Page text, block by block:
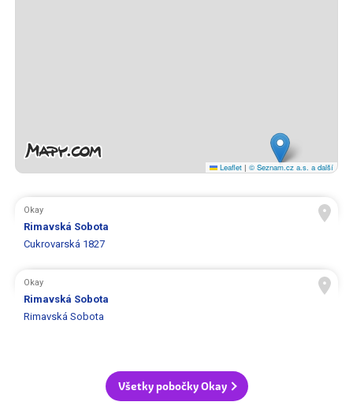
Leaflet | © Seznam.cz a.s. a další
Okay
Rimavská Sobota
Cukrovarská 1827
Okay
Rimavská Sobota
Rimavská Sobota
Všetky pobočky Okay